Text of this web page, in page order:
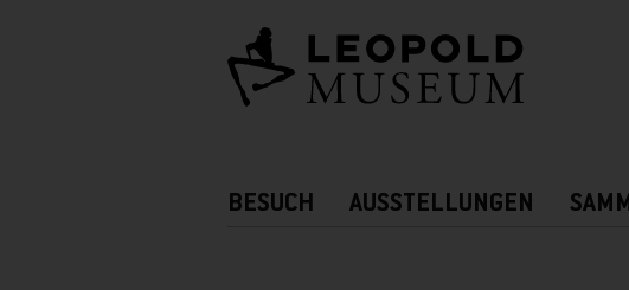
Hauptnavigation
BESUCH AUSSTELLUNGEN